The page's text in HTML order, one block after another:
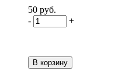
50 руб.
-
+